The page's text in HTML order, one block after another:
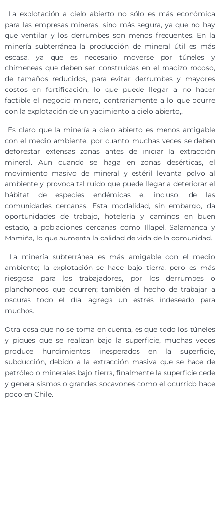
La explotación a cielo abierto no sólo es más económica
para las empresas mineras, sino más segura, ya que no hay
que ventilar y los derrumbes son menos frecuentes. En la
minería subterránea la producción de mineral útil es más
escasa, ya que es necesario moverse por túneles y
chimeneas que deben ser construidas en el macizo rocoso,
de tamaños reducidos, para evitar derrumbes y mayores
costos en fortificación, lo que puede llegar a no hacer
factible el negocio minero, contrariamente a lo que ocurre
con la explotación de un yacimiento a cielo abierto,.
Es claro que la minería a cielo abierto es menos amigable
con el medio ambiente, por cuanto muchas veces se deben
deforestar extensas zonas antes de iniciar la extracción
mineral. Aun cuando se haga en zonas desérticas, el
movimiento masivo de mineral y estéril levanta polvo al
ambiente y provoca tal ruido que puede llegar a deteriorar el
hábitat de especies endémicas e, incluso, de las
comunidades cercanas. Esta modalidad, sin embargo, da
oportunidades de trabajo, hotelería y caminos en buen
estado, a poblaciones cercanas como Illapel, Salamanca y
Mamiña, lo que aumenta la calidad de vida de la comunidad.
La minería subterránea es más amigable con el medio
ambiente; la explotación se hace bajo tierra, pero es más
riesgosa para los trabajadores, por los derrumbes o
planchoneos que ocurren; también el hecho de trabajar a
oscuras todo el día, agrega un estrés indeseado para
muchos.
Otra cosa que no se toma en cuenta, es que todo los túneles
y piques que se realizan bajo la superficie, muchas veces
produce hundimientos inesperados en la superficie,
subducción, debido a la extracción masiva que se hace de
petróleo o minerales bajo tierra, finalmente la superficie cede
y genera sismos o grandes socavones como el ocurrido hace
poco en Chile.